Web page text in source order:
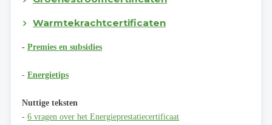
Warmtekrachtcertificaten
- Premies en subsidies
- Energietips
Nuttige teksten
- 6 vragen over het Energieprestatiecertificaat